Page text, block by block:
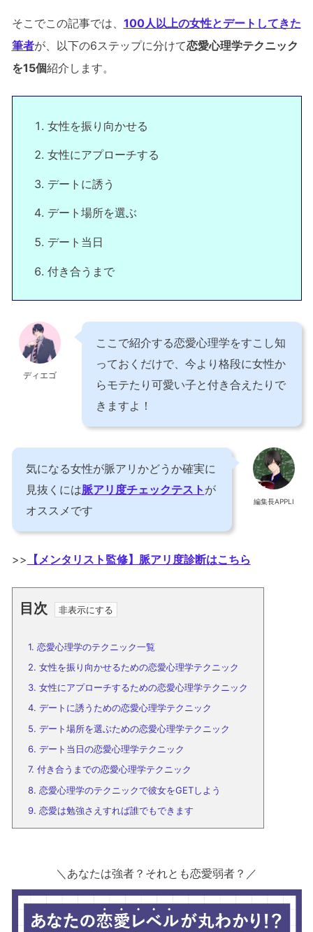
そこでこの記事では、 100人以上の女性とデートしてきた
筆者が、以下の6ステップに分けて恋愛心理学テクニック
を15個紹介します。
女性を振り向かせる
女性にアプローチする
デートに誘う
デート場所を選ぶ
デート当日
付き合うまで
ディエゴ
ここで紹介する恋愛心理学をすこし知
っておくだけで、今より格段に女性か
らモテたり可愛い子と付き合えたりで
きますよ！
編集長APPLI
気になる女性が脈アリかどうか確実に
見抜くには脈アリ度チェックテスト が
オススメです
>> 【メンタリスト監修】脈アリ度診断はこちら
目次
1. 恋愛心理学のテクニック一覧
2. 女性を振り向かせるための恋愛心理学テクニック
3. 女性にアプローチするための恋愛心理学テクニック
4. デートに誘うための恋愛心理学テクニック
5. デート場所を選ぶための恋愛心理学テクニック
6. デート当日の恋愛心理学テクニック
7. 付き合うまでの恋愛心理学テクニック
8. 恋愛心理学のテクニックで彼女をGETしよう
9. 恋愛は勉強さえすれば誰でもできます
＼あなたは強者？それとも恋愛弱者？／